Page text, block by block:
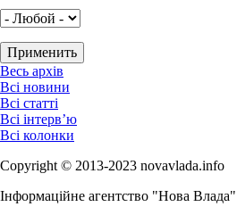
Весь архів
Всі новини
Всі статті
Всі інтерв’ю
Всі колонки
Copyright © 2013-2023 novavlada.info
Інформаційне агентство "Нова Влада"